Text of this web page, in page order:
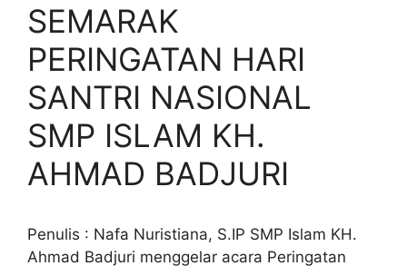
SEMARAK
PERINGATAN HARI
SANTRI NASIONAL
SMP ISLAM KH.
AHMAD BADJURI
Penulis : Nafa Nuristiana, S.IP SMP Islam KH.
Ahmad Badjuri menggelar acara Peringatan